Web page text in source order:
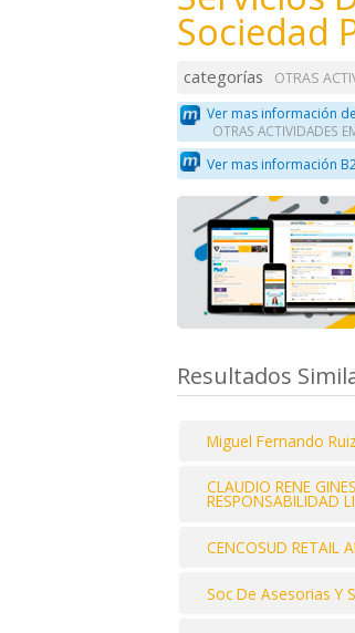
Sociedad
categorías
OTRAS
Ver mas información
OTRAS ACTIVIDADES
Ver mas información
Resultados
Miguel Fernando
CLAUDIO RENE
RESPONSABILIDAD
CENCOSUD RETAIL
Soc De Asesorias Y